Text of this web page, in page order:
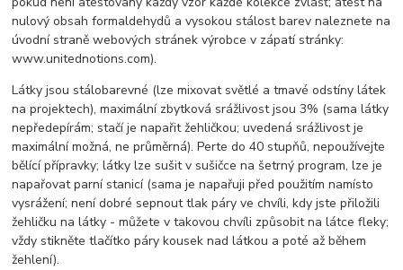
nulový obsah formaldehydů a vysokou stálost barev naleznete na
úvodní straně webových stránek výrobce v zápatí stránky:
www.unitednotions.com).
Látky jsou stálobarevné (lze mixovat světlé a tmavé odstíny látek
na projektech), maximální zbytková srážlivost jsou 3% (sama látky
nepředepírám; stačí je napařit žehličkou; uvedená srážlivost je
maximální možná, ne průměrná). Perte do 40 stupňů, nepoužívejte
bělící přípravky; látky lze sušit v sušičce na šetrný program, lze je
napařovat parní stanicí (sama je napařuji před použitím namísto
vysrážení; není dobré sepnout tlak páry ve chvíli, kdy jste přiložili
žehličku na látky - můžete v takovou chvíli způsobit na látce fleky;
vždy stikněte tlačítko páry kousek nad látkou a poté až během
žehlení).